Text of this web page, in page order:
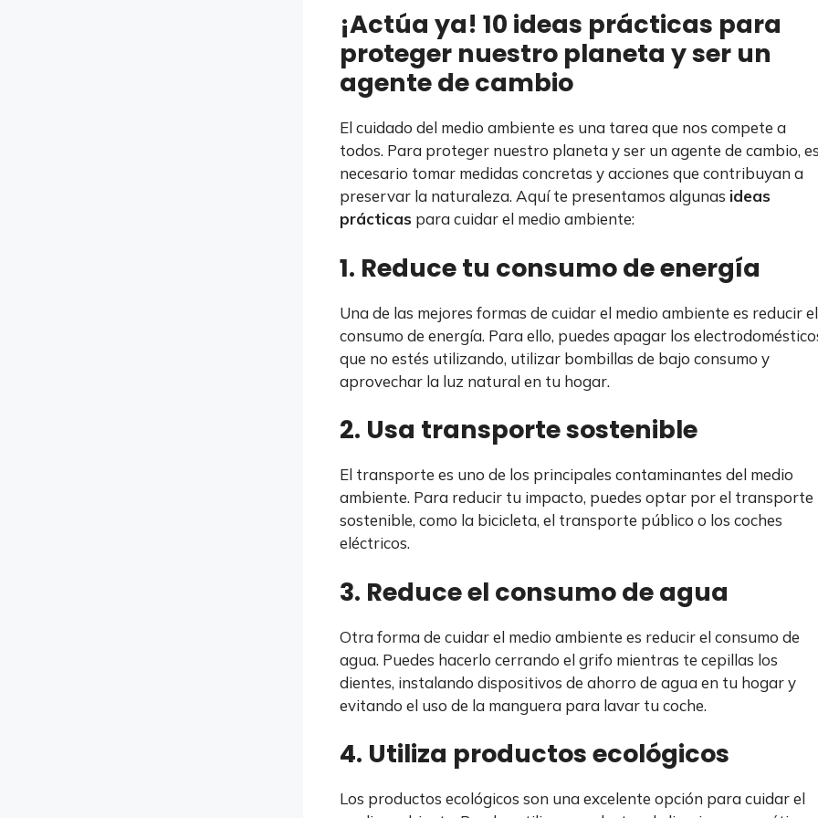
¡Actúa ya! 10 ideas prácticas para
proteger nuestro planeta y ser un
agente de cambio
El cuidado del medio ambiente es una tarea que nos compete a
todos. Para proteger nuestro planeta y ser un agente de cambio,
necesario tomar medidas concretas y acciones que contribuyan a
preservar la naturaleza. Aquí te presentamos algunas ideas
prácticas para cuidar el medio ambiente:
1. Reduce tu consumo de energía
Una de las mejores formas de cuidar el medio ambiente es reducir el
consumo de energía. Para ello, puedes apagar los
que no estés utilizando, utilizar bombillas de bajo consumo y
aprovechar la luz natural en tu hogar.
2. Usa transporte sostenible
El transporte es uno de los principales contaminantes del medio
ambiente. Para reducir tu impacto, puedes optar por el transporte
sostenible, como la bicicleta, el transporte público o los coches
eléctricos.
3. Reduce el consumo de agua
Otra forma de cuidar el medio ambiente es reducir el consumo de
agua. Puedes hacerlo cerrando el grifo mientras te cepillas los
dientes, instalando dispositivos de ahorro de agua en tu hogar y
evitando el uso de la manguera para lavar tu coche.
4. Utiliza productos ecológicos
Los productos ecológicos son una excelente opción para cuidar el